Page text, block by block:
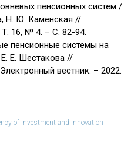
пенсионных систем /
Н. Ю. Каменская //
16, № 4. – С. 82-94.
пенсионные системы на
Е. Шестакова //
вестник. – 2022.
of investment and innovation